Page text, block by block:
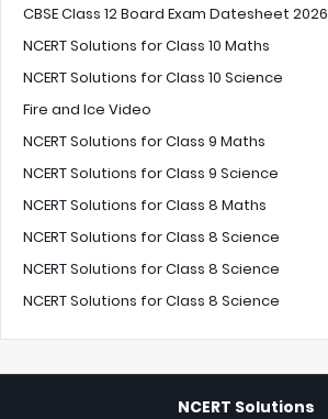
CBSE Class 12 Board Exam Datesheet 2026
NCERT Solutions for Class 10 Maths
NCERT Solutions for Class 10 Science
Fire and Ice Video
NCERT Solutions for Class 9 Maths
NCERT Solutions for Class 9 Science
NCERT Solutions for Class 8 Maths
NCERT Solutions for Class 8 Science
NCERT Solutions for Class 8 Science
NCERT Solutions for Class 8 Science
NCERT Solutions